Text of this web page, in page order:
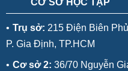
CƠ SỞ HỌC TẬP
• Trụ sở: 215 Điện Biên
P. Gia Định, TP.HCM
• Cơ sở 2: 36/70 Nguyễn